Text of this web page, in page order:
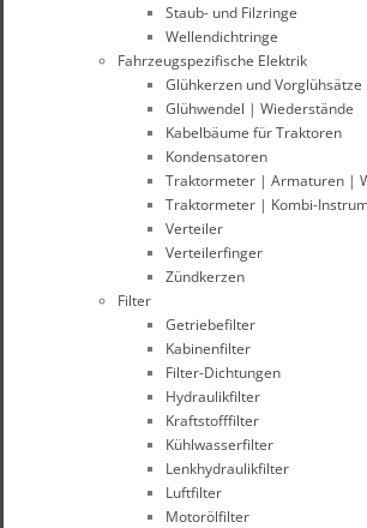
Staub- und Filzringe
Wellendichtringe
Fahrzeugspezifische Elektrik
Glühkerzen und Vorglühsätze
Glühwendel | Wiederstände
Kabelbäume für Traktoren
Kondensatoren
Traktormeter | Armaturen |
Traktormeter | Kombi-
Verteiler
Verteilerfinger
Zündkerzen
Filter
Getriebefilter
Kabinenfilter
Filter-Dichtungen
Hydraulikfilter
Kraftstofffilter
Kühlwasserfilter
Lenkhydraulikfilter
Luftfilter
Motorölfilter